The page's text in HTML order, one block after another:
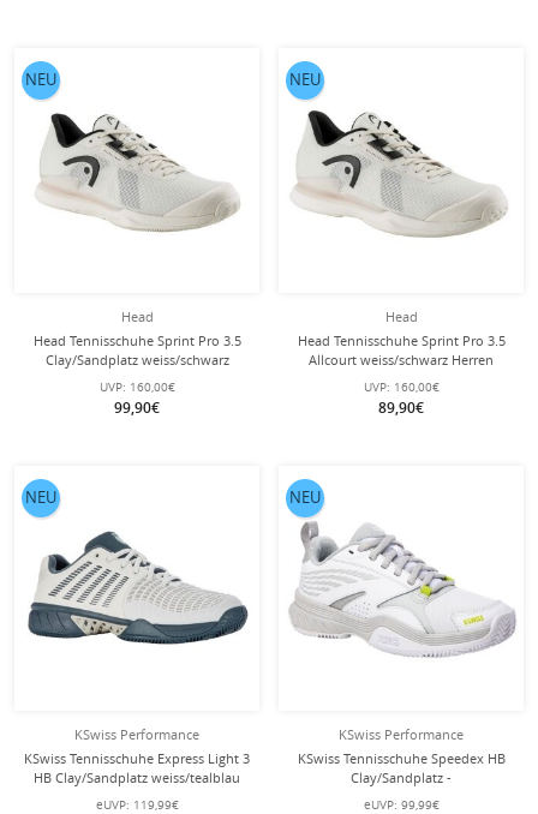
Head
Head Tennisschuhe Sprint Pro 3.5
Clay/Sandplatz weiss/schwarz
Herren
UVP: 160,00€
99,90€
NEU
Head
Head Tennisschuhe Sprint Pro 3.5
Allcourt weiss/schwarz Herren
UVP: 160,00€
89,90€
NEU
KSwiss Performance
KSwiss Tennisschuhe Express Light 3
HB Clay/Sandplatz weiss/tealblau
Herren
eUVP: 119,99€
NEU
KSwiss Performance
KSwiss Tennisschuhe Speedex HB
Clay/Sandplatz -
weiss/grau/limegrün Damen
eUVP: 99,99€
NEU